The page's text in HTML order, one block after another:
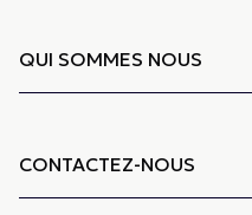
QUI SOMMES NOUS
CONTACTEZ-NOUS